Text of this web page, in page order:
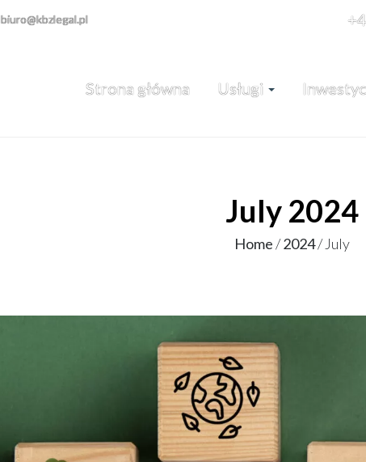
biuro@kbzlegal.pl
Strona główna Usługi
July 2024
Home/2024/ July